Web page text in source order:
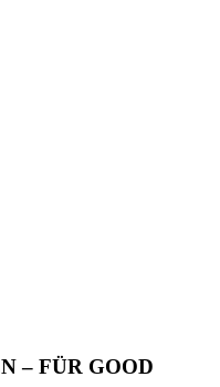
– FÜR GOOD